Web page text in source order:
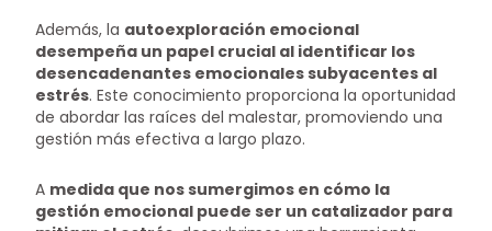
Además, la autoexploración emocional
desempeña un papel crucial al identificar los
desencadenantes emocionales subyacentes al
estrés. Este conocimiento proporciona la oportunidad
de abordar las raíces del malestar, promoviendo una
gestión más efectiva a largo plazo.
A medida que nos sumergimos en cómo la
gestión emocional puede ser un catalizador para